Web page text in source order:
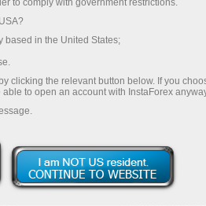
52-weekhigh
1.20818
History
to comply with government restrictions.
based in the United States;
clicking the relevant button below. If you
to open an account with InstaForex